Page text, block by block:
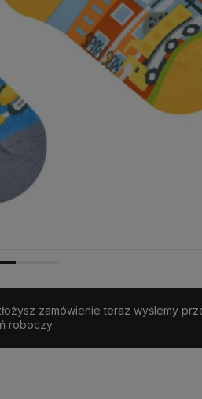
zamówienie teraz wyślemy
roboczy.